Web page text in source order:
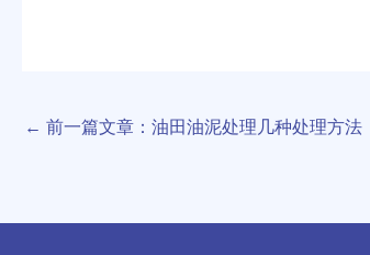
← 前一篇文章：油田油泥处理几种处理方法